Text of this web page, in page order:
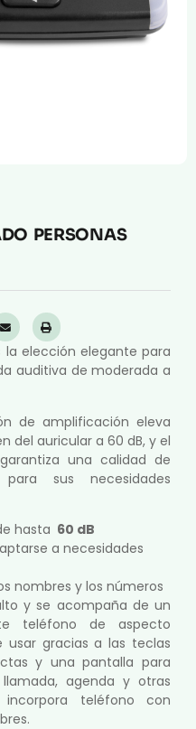
PERSONAS
elección elegante para
auditiva de moderada a
de amplificación eleva
del auricular a 60 dB, y el
una calidad de
sus necesidades
hasta 60 dB
a necesidades
nombres y los números
y se acompaña de un
teléfono de aspecto
gracias a las teclas
y una pantalla para
agenda y otras
incorpora teléfono con